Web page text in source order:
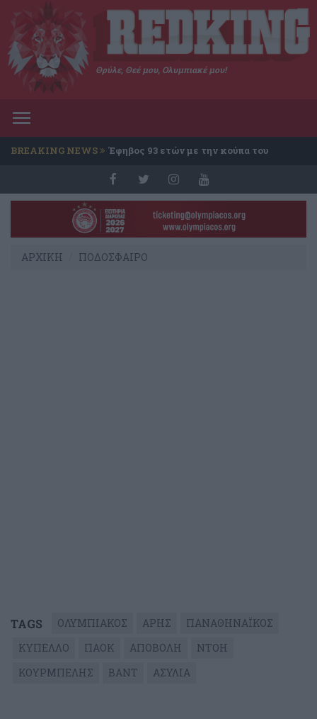
Θρύλε, Θεέ μου, Ολυμπιακέ μου!
Toggle
BREAKING NEWS Έφηβος 93 ετών με την κούπα του
ΑΡΧΙΚΗ ΠΟΔΟΣΦΑΙΡΟ
TAGS ΟΛΥΜΠΙΑΚΟΣ ΑΡΗΣ
ΠΑΝΑΘΗΝΑΪΚΟΣ
ΚΥΠΕΛΛΟ
ΠΑΟΚ ΑΠΟΒΟΛΗ
ΝΤΟΗ
ΚΟΥΡΜΠΕΛΗΣ
ΒΑΝΤ ΑΣΥΛΙΑ